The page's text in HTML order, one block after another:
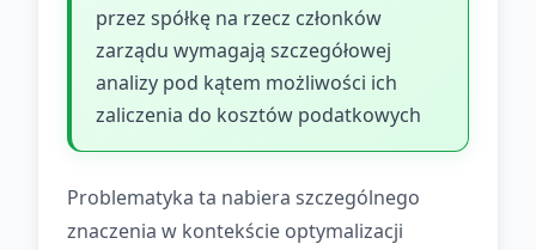
przez spółkę na rzecz członków
zarządu wymagają szczegółowej
analizy pod kątem możliwości ich
zaliczenia do kosztów podatkowych
Problematyka ta nabiera szczególnego
znaczenia w kontekście optymalizacji